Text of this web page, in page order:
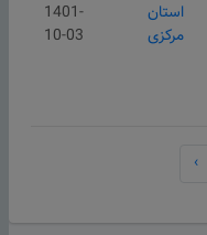
استان
مركزی
1401-
10-03
›